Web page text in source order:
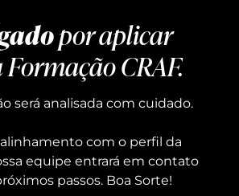
por aplicar
CRAF.
será analisada com cuidado.
alinhamento com o perfil da
equipe entrará em contato
passos. Boa Sorte!